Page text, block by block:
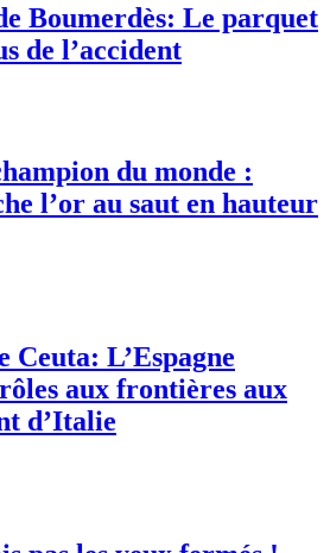
Boumerdès: Le parquet
de l’accident
du monde :
l’or au saut en hauteur
Ceuta: L’Espagne
aux frontières aux
d’Italie